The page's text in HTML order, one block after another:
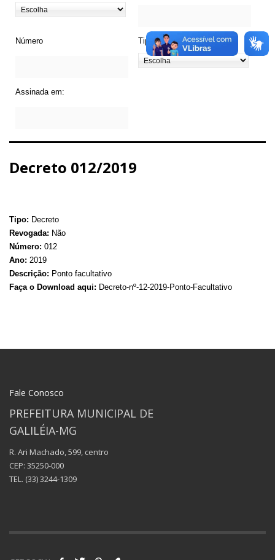
Número Tipo de Legislação
Assinada em:
Decreto 012/2019
Tipo: Decreto
Revogada: Não
Número: 012
Ano: 2019
Descrição: Ponto facultativo
Faça o Download aqui: Decreto-nº-12-2019-Ponto-Facultativo
Fale Conosco
PREFEITURA MUNICIPAL DE
GALILÉIA-MG
R. Ari Machado, 599, centro
CEP: 35250-000
TEL. (33) 3244-1309